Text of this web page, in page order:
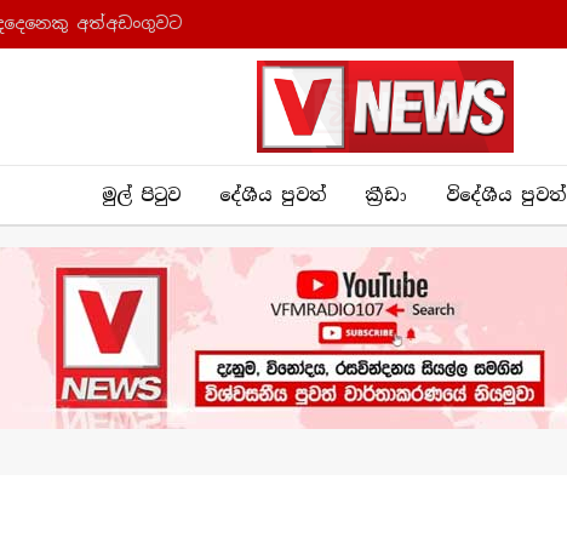
අත්අඩංගුවට
මුල් පිටුව දේශීය පුව​ත් ක්‍රී​ඩා විදේශීය පුවත්